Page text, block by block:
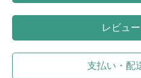
レビュ
支払い・配